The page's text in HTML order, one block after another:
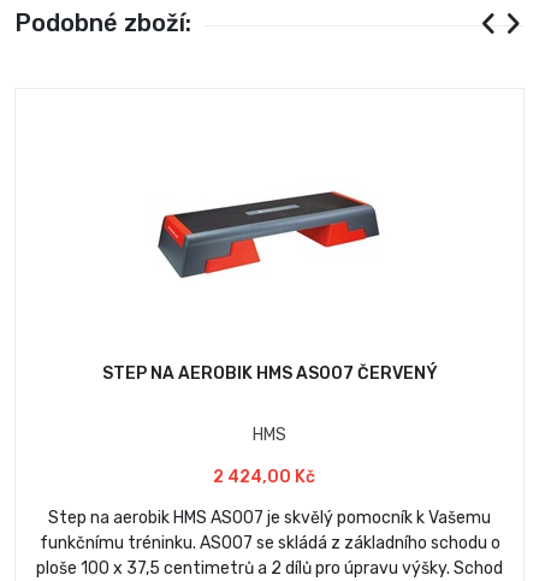
Podobné zboží:
STEP NA AEROBIK HMS AS007 ČERVENÝ
HMS
2 424,00 Kč
Step na aerobik HMS AS007 je skvělý pomocník k Vašemu
funkčnímu tréninku. AS007 se skládá z základního schodu o
ploše 100 x 37,5 centimetrů a 2 dílů pro úpravu výšky. Schod